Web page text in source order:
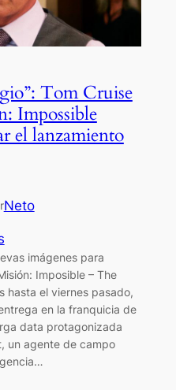
Tom Cruise
Impossible
el lanzamiento
Neto
imágenes para
Imposible – The
hasta el viernes pasado,
en la franquicia de
data protagonizada
un agente de campo